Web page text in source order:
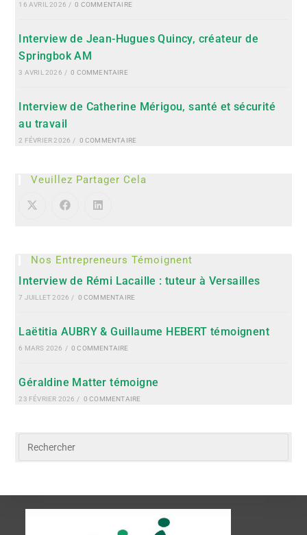
16 AVRIL 2026 / 0 COMMENTAIRE
Interview de Jean-Hugues Quincy, créateur de
Springbok AM
3 AVRIL 2026 / 0 COMMENTAIRE
Interview de Catherine Mérigou, santé et sécurité
au travail
2 FÉVRIER 2026 / 0 COMMENTAIRE
Veuillez Partager Cela
Nos Entrepreneurs Témoignent
Interview de Rémi Lacaille : tuteur à Versailles
7 JUILLET 2026 / 0 COMMENTAIRE
Laëtitia AUBRY & Guillaume HEBERT témoignent
6 MARS 2026 / 0 COMMENTAIRE
Géraldine Matter témoigne
23 FÉVRIER 2026 / 0 COMMENTAIRE